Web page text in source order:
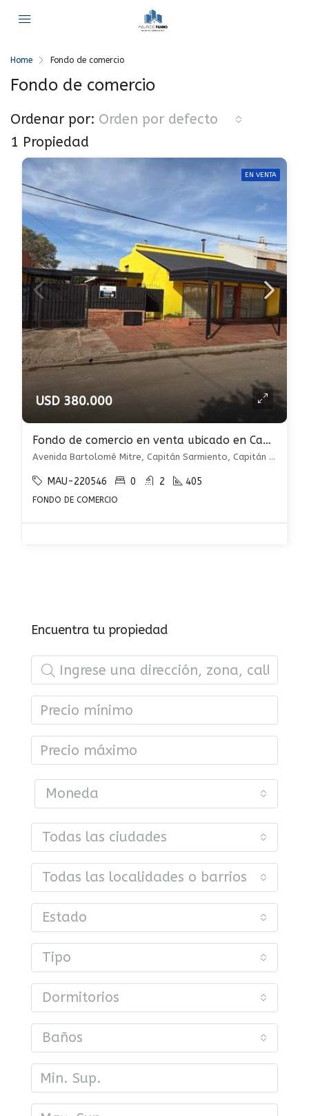
Home Fondo de comercio
Fondo de comercio
1 Propiedad
Ordenar por: Orden por defecto
EN VENTA
USD 380.000
Fondo de comercio en venta ubicado en Capitán Sarmiento
Avenida Bartolomé Mitre, Capitán Sarmiento, Capitán Sarmiento
MAU-220546 0 2 405
FONDO DE COMERCIO
Encuentra tu propiedad
Moneda
Todas las ciudades
Todas las localidades o barrios
Estado
Tipo
Dormitorios
Baños